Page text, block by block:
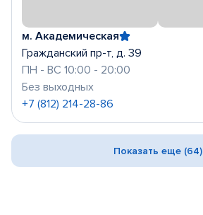
м. Академическая
Гражданский пр-т, д. 39
ПН - ВС 10:00 - 20:00
Без выходных
+7 (812) 214-28-86
Показать еще (64)